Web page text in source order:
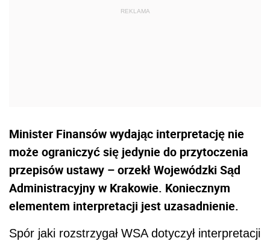
Minister Finansów wydając interpretację nie
może ograniczyć się jedynie do przytoczenia
przepisów ustawy – orzekł Wojewódzki Sąd
Administracyjny w Krakowie. Koniecznym
elementem interpretacji jest uzasadnienie.
Spór jaki rozstrzygał WSA dotyczył interpretacji